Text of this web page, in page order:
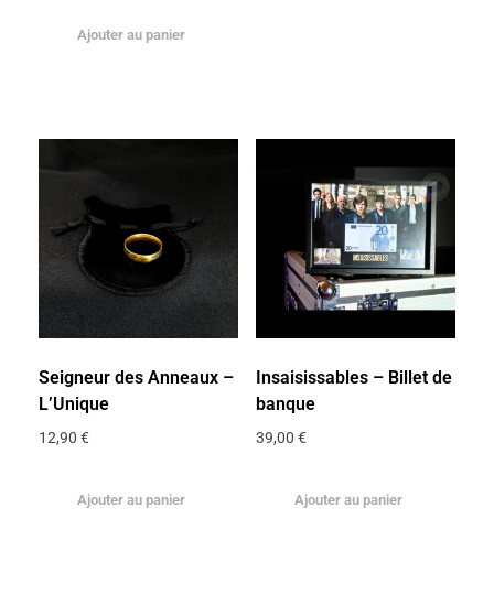
Ajouter au panier
Seigneur des Anneaux –
L’Unique
12,90 €
Ajouter au panier
Insaisissables – Billet de
banque
39,00 €
Ajouter au panier